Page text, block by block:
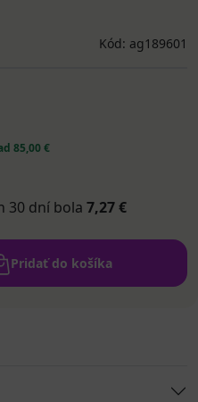
Kód: ag189601
85,00 €
30 dní bola 7,27 €
Pridať do košíka